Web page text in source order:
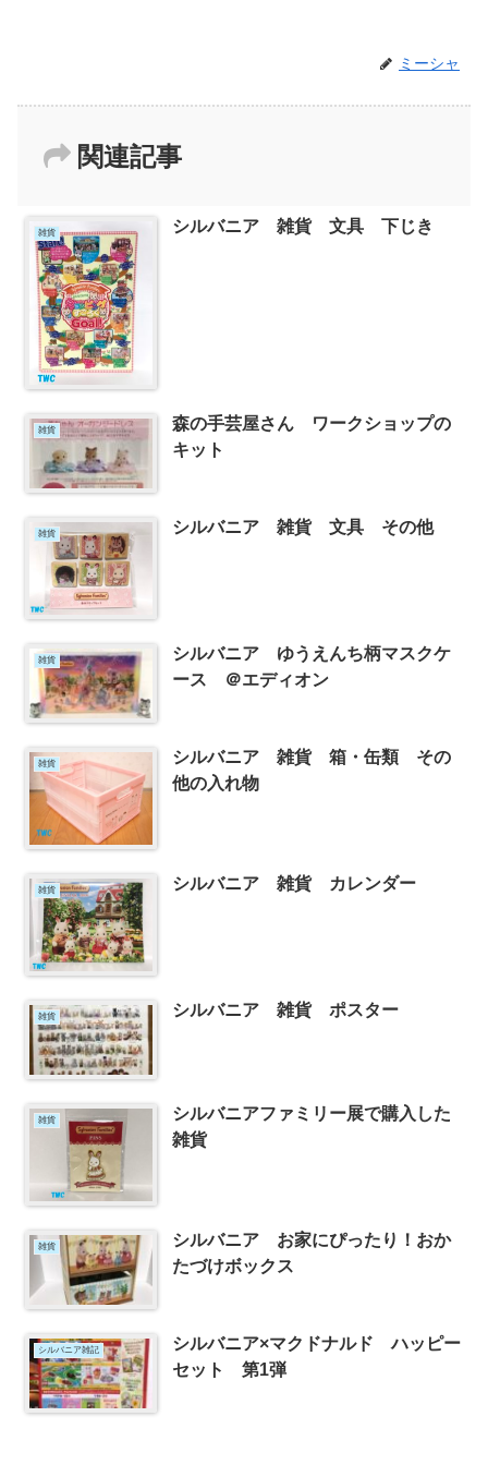
ミーシャ
関連記事
雑貨 シルバニア 雑貨 文具 下じき
雑貨
森の手芸屋さん ワークショップの
キット
雑貨 シルバニア 雑貨 文具 その他
雑貨
シルバニア ゆうえんち柄マスクケ
ース ＠エディオン
雑貨
シルバニア 雑貨 箱・缶類 その
他の入れ物
雑貨 シルバニア 雑貨 カレンダー
雑貨 シルバニア 雑貨 ポスター
雑貨
シルバニアファミリー展で購入した
雑貨
雑貨
シルバニア お家にぴったり！おか
たづけボックス
シルバニア雑記
シルバニア×マクドナルド ハッピー
セット 第1弾